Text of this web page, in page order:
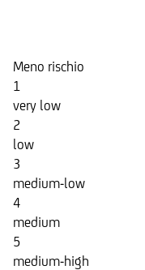
Meno rischio
1
very low
2
low
3
medium-low
4
medium
5
medium-high